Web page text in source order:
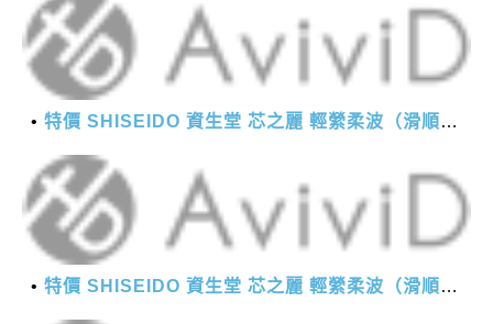
特價 SHISEIDO 資生堂 芯之麗 輕縈柔波（滑順潤澤）護髮乳 1000g
特價 SHISEIDO 資生堂 芯之麗 輕縈柔波（滑順潤澤）護髮乳 1000g